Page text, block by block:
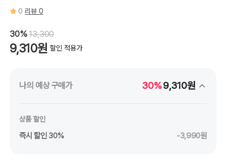
0 리뷰 0
30%13,300
9,310원 할인 적용가
나의 예상 구매가 30%9,310원
상품 할인
즉시 할인 30% -3,990원